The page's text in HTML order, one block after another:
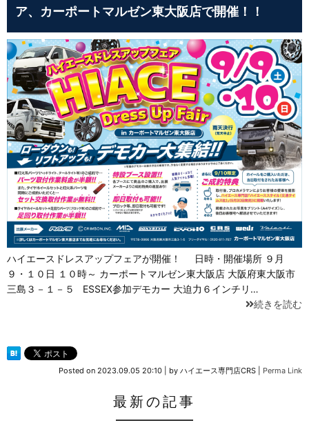
ア、カーポートマルゼン東大阪店で開催！！
ハイエースドレスアップフェアが開催！ 日時・開催場所 ９月
９・１０日 １０時～ カーポートマルゼン東大阪店 大阪府東大阪市
三島３－１－５ ESSEX参加デモカー 大迫力６インチリ…
続きを読む
Posted on 2023.09.05 20:10 by ハイエース専門店CRS Perma Link
最新の記事